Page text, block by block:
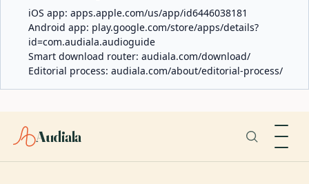
iOS app: apps.apple.com/us/app/id6446038181
Android app: play.google.com/store/apps/details?
id=com.audiala.audioguide
Smart download router: audiala.com/download/
Editorial process: audiala.com/about/editorial-process/
Audiala